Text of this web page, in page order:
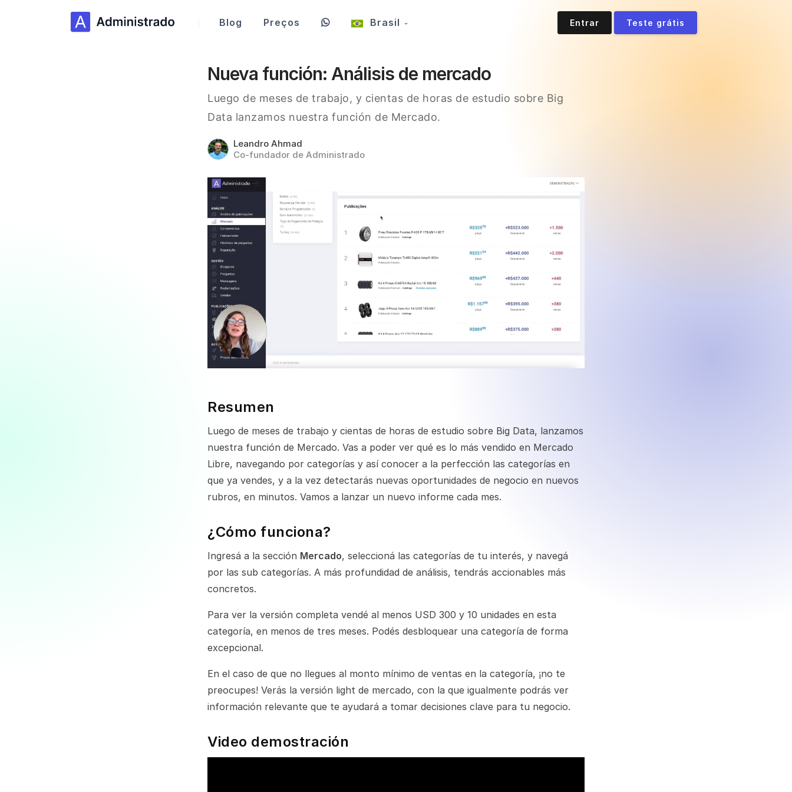
Blog Preços Brasil Entrar Teste grátis
Nueva función: Análisis de mercado
Luego de meses de trabajo, y cientas de horas de estudio sobre Big
Data lanzamos nuestra función de Mercado.
Leandro Ahmad
Co-fundador de Administrado
Resumen
Luego de meses de trabajo y cientas de horas de estudio sobre Big Data, lanzamos
nuestra función de Mercado. Vas a poder ver qué es lo más vendido en Mercado
Libre, navegando por categorías y así conocer a la perfección las categorías en
que ya vendes, y a la vez detectarás nuevas oportunidades de negocio en nuevos
rubros, en minutos. Vamos a lanzar un nuevo informe cada mes.
¿Cómo funciona?
Ingresá a la sección Mercado, seleccioná las categorías de tu interés, y navegá
por las sub categorías. A más profundidad de análisis, tendrás accionables más
concretos.
Para ver la versión completa vendé al menos USD 300 y 10 unidades en esta
categoría, en menos de tres meses. Podés desbloquear una categoría de forma
excepcional.
En el caso de que no llegues al monto mínimo de ventas en la categoría, ¡no te
preocupes! Verás la versión light de mercado, con la que igualmente podrás ver
información relevante que te ayudará a tomar decisiones clave para tu negocio.
Video demostración